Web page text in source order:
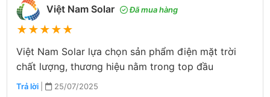
Việt Nam Solar Đã mua hàng
★★★★★
Việt Nam Solar lựa chọn sản phẩm điện mặt trời
chất lượng, thương hiệu nằm trong top đầu
Trả lời | 25/07/2025